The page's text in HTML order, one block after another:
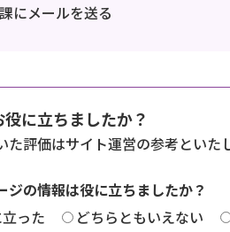
にメールを送る
に立ちましたか？
た評価はサイト運営の参考といた
ジの情報は役に立ちましたか？
った どちらともいえない